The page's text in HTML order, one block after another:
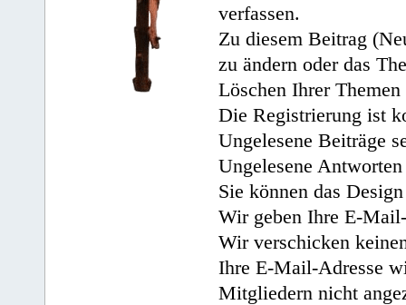
verfassen.
Zu diesem Beitrag
zu ändern oder das
Löschen Ihrer
Die Registrierung ist
Ungelesene Beiträge
Ungelesene
Sie können das
Wir geben Ihre E-
Wir verschicken
Ihre E-Mail-Adresse
Mitgliedern nicht